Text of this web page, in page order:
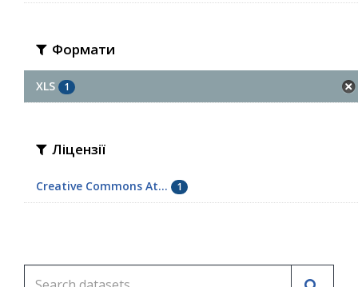
Формати
XLS 1
Ліцензії
Creative Commons At... 1